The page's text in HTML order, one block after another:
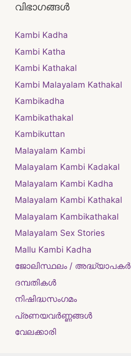
വിഭാഗങ്ങൾ
Kambi Kadha
Kambi Katha
Kambi Kathakal
Kambi Malayalam Kathakal
Kambikadha
Kambikathakal
Kambikuttan
Malayalam Kambi
Malayalam Kambi Kadakal
Malayalam Kambi Kadha
Malayalam Kambi Kathakal
Malayalam Kambikathakal
Malayalam Sex Stories
Mallu Kambi Kadha
ജോലിസ്ഥലം / അദ്ധ്യാപകർ
ദമ്പതികള്‍
നിഷിദ്ധസംഗമം
പ്രണയവർണ്ണങ്ങൾ
വേലക്കാരി